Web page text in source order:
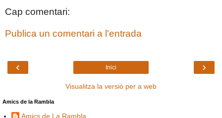
Cap comentari:
Publica un comentari a l'entrada
‹ ›
Inici
Visualitza la versió per a web
Amics de la Rambla
Amics de La Rambla